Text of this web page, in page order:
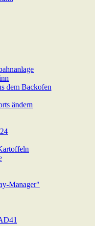
dem Backofen
ändern
Manager"